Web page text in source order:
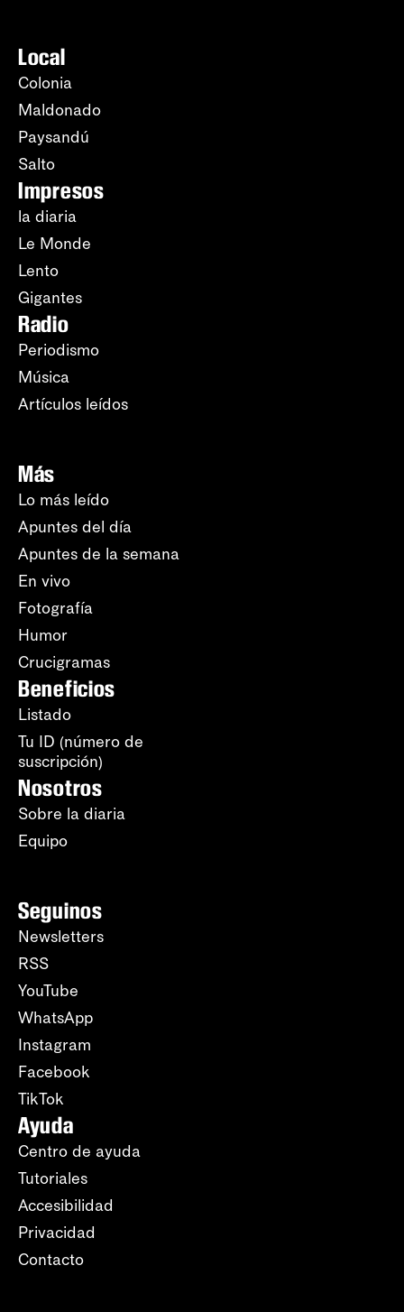
Local
Colonia
Maldonado
Paysandú
Salto
Impresos
la diaria
Le Monde
Lento
Gigantes
Radio
Periodismo
Música
Artículos leídos
Más
Lo más leído
Apuntes del día
Apuntes de la semana
En vivo
Fotografía
Humor
Crucigramas
Beneficios
Listado
Tu ID (número de
suscripción)
Nosotros
Sobre la diaria
Equipo
Seguinos
Newsletters
RSS
YouTube
WhatsApp
Instagram
Facebook
TikTok
Ayuda
Centro de ayuda
Tutoriales
Accesibilidad
Privacidad
Contacto